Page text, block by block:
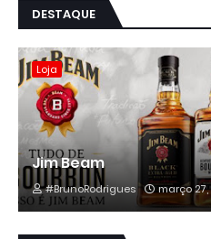
DESTAQUE
Loja
Jim Beam
#BrunoRodrigues março